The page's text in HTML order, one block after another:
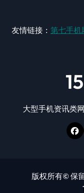
友情链接： 第七手机
大型手机资讯类
版权所有© 保